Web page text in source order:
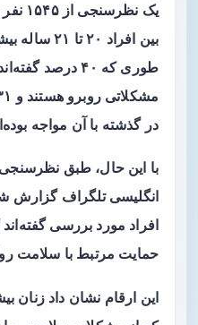
یک
بین افراد ۲۰
طوری که ۴۰ درصد
در گذشته با آن مواجه
با این حال، طبق
افراد مورد بررسی گفته‌اند
حمایت مرتبط با سلامت
این ارقام نشان داد زنان